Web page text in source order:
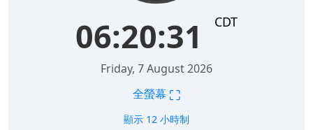
06:20:31 CDT
Friday, 7 August 2026
全螢幕 ⛶
顯示 12 小時制